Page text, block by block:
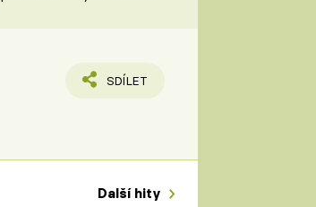
SDÍLET
Další hity